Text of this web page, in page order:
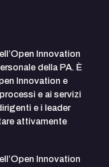
Innovation
della PA. È
Innovation e
e ai servizi
e i leader
attivamente
Innovation